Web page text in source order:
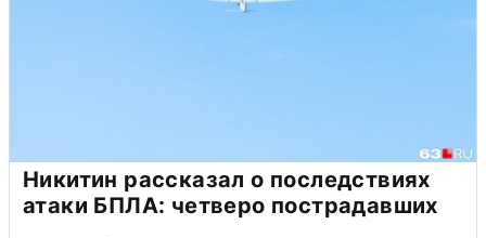
Никитин рассказал о последствиях
атаки БПЛА: четверо пострадавших